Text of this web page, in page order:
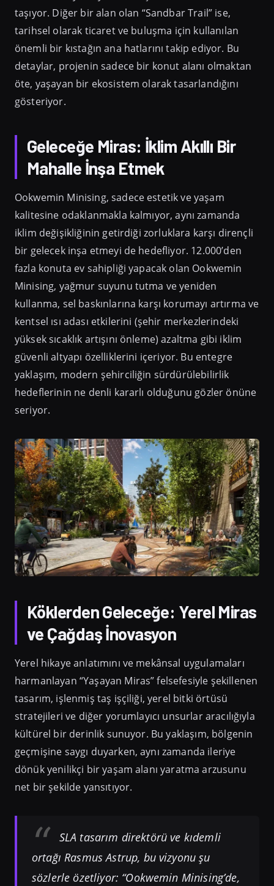
taşıyor. Diğer bir alan olan “Sandbar Trail” ise,
tarihsel olarak ticaret ve buluşma için kullanılan
önemli bir kıstağın ana hatlarını takip ediyor. Bu
detaylar, projenin sadece bir konut alanı olmaktan
öte, yaşayan bir ekosistem olarak tasarlandığını
gösteriyor.
Geleceğe Miras: İklim Akıllı Bir
Mahalle İnşa Etmek
Ookwemin Minising, sadece estetik ve yaşam
kalitesine odaklanmakla kalmıyor, aynı zamanda
iklim değişikliğinin getirdiği zorluklara karşı dirençli
bir gelecek inşa etmeyi de hedefliyor. 12.000’den
fazla konuta ev sahipliği yapacak olan Ookwemin
Minising, yağmur suyunu tutma ve yeniden
kullanma, sel baskınlarına karşı korumayı artırma ve
kentsel ısı adası etkilerini (şehir merkezlerindeki
yüksek sıcaklık artışını önleme) azaltma gibi iklim
güvenli altyapı özelliklerini içeriyor. Bu entegre
yaklaşım, modern şehirciliğin sürdürülebilirlik
hedeflerinin ne denli kararlı olduğunu gözler önüne
seriyor.
Köklerden Geleceğe: Yerel Miras
ve Çağdaş İnovasyon
Yerel hikaye anlatımını ve mekânsal uygulamaları
harmanlayan “Yaşayan Miras” felsefesiyle şekillenen
tasarım, işlenmiş taş işçiliği, yerel bitki örtüsü
stratejileri ve diğer yorumlayıcı unsurlar aracılığıyla
kültürel bir derinlik sunuyor. Bu yaklaşım, bölgenin
geçmişine saygı duyarken, aynı zamanda ileriye
dönük yenilikçi bir yaşam alanı yaratma arzusunu
net bir şekilde yansıtıyor.
SLA tasarım direktörü ve kıdemli
ortağı Rasmus Astrup, bu vizyonu şu
sözlerle özetliyor: “Ookwemin Minising’de,